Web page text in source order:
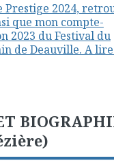
Prestige 2024,
que mon compte-
2023 du Festival du
de Deauville. A